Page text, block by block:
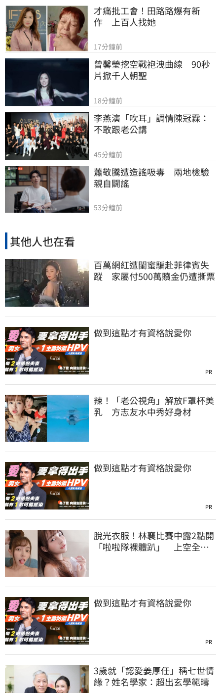
才痛批工會！田路路爆有新
作　上百人找她
17分鐘前
曾馨瑩挖空戰袍洩曲線　90秒
片掀千人朝聖
18分鐘前
李燕演「吹耳」調情陳冠霖：
不敢跟老公講
45分鐘前
蕭敬騰遭造謠吸毒　兩地檢驗
親自闢謠
53分鐘前
其他人也在看
百萬網紅遭閨蜜騙赴菲律賓失
蹤 家屬付500萬贖金仍遭撕票
做到這點才有資格說愛你
PR
辣！「老公視角」解放F罩杯美
乳 方志友水中秀好身材
做到這點才有資格說愛你
PR
脫光衣服！林襄比賽中露2點開
「啦啦隊裸體趴」 上空全裸
做到這點才有資格說愛你
PR
3歲就「認愛姜厚任」稱七世情
緣？姓名學家：超出玄學範疇